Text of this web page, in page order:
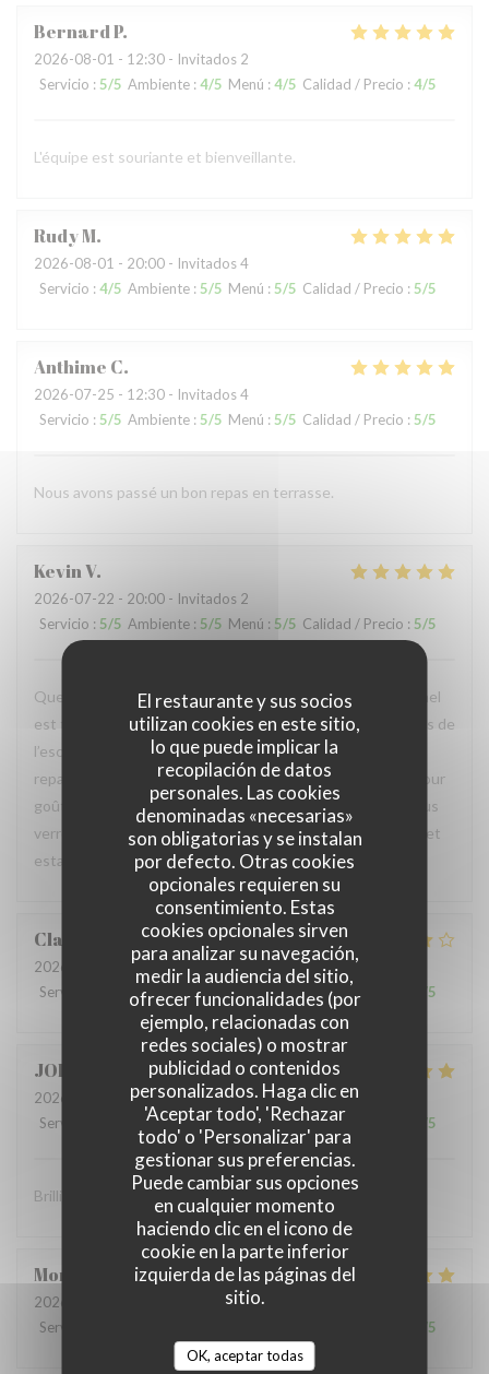
El restaurante y sus socios
utilizan cookies en este sitio,
lo que puede implicar la
recopilación de datos
personales. Las cookies
denominadas «necesarias»
son obligatorias y se instalan
por defecto. Otras cookies
opcionales requieren su
consentimiento. Estas
cookies opcionales sirven
para analizar su navegación,
medir la audiencia del sitio,
ofrecer funcionalidades (por
ejemplo, relacionadas con
redes sociales) o mostrar
publicidad o contenidos
personalizados. Haga clic en
'Aceptar todo', 'Rechazar
todo' o 'Personalizar' para
gestionar sus preferencias.
Puede cambiar sus opciones
en cualquier momento
haciendo clic en el icono de
cookie en la parte inferior
izquierda de las páginas del
sitio.
OK, aceptar todas
BernardP
2026-08-01 - 12:30 - Invitados 2
Servicio : 5/5 Ambiente : 4/5 Menú : 4/5 Calidad / Precio : 4/5
L'équipe est souriante et bienveillante.
RudyM
2026-08-01 - 20:00 - Invitados 4
Servicio : 4/5 Ambiente : 5/5 Menú : 5/5 Calidad / Precio : 5/5
Anthime C
2026-07-25 - 12:30 - Invitados 4
Servicio : 5/5 Ambiente : 5/5 Menú : 5/5 Calidad / Precio : 5/5
Nous avons passé un bon repas en terrasse.
KevinV
2026-07-22 - 20:00 - Invitados 2
Servicio : 5/5 Ambiente : 5/5 Menú : 5/5 Calidad / Precio : 5/5
Quelle découverte nous nous sommes régalés, le personnel
est très accueillant et chaleureux. Les cuisiniers au-dessus de
l’escalier sont au top. Nous avons apprécié fortement nos
repas. Le petit conseil sur la bière et le petit échantillon pour
goûter nous a confirmé que la bière était super bonne Nous
verrons, remercions fortement et nous vous conseillons cet
estaminet Total du repas 46€ pour deux
Claire
2026-07-22
- 12:30 - Invitados 2
Servicio
Ambiente 5 Menú : 4/5 Calidad / Precio /5
JOHN
2026-07-10
- 19:00 - Invitados 2
Servicio
Ambiente: 5 /5 Menú 5/5 Calidad / Precio /5
Brilliant food and brilliant sevice
Montaigne
2026-07-07
- 19:30 - Invitados 3
Servicio
/5